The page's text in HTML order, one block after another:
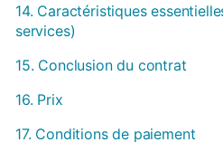
14. Caractéristiques
services)
15. Conclusion du contrat
16. Prix
17. Conditions de paiement